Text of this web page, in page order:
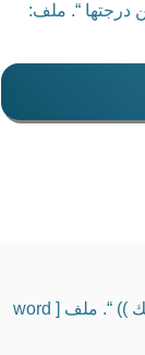
درجتها “. ملف:
خطبة مكتوبة بعنوان: ” بعض المعاني النفيسة المأخوذة من حديث: (( احفظ الله يحفظك )) “. ملف [ word